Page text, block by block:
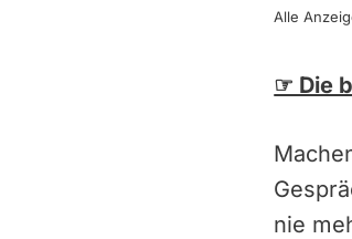
Alle
☞ Die
nie